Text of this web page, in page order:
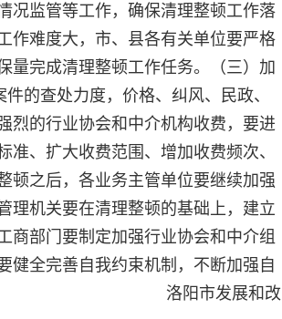
况监管等工作，确保清理整顿工作落
作难度大，市、县各有关单位要严格
量完成清理整顿工作任务。（三）加
的查处力度，价格、纠风、民政、
烈的行业协会和中介机构收费，要进
、扩大收费范围、增加收费频次、
顿之后，各业务主管单位要继续加强
理机关要在清理整顿的基础上，建立
商部门要制定加强行业协会和中介组
健全完善自我约束机制，不断加强自
的贡献。 洛阳市发展和改